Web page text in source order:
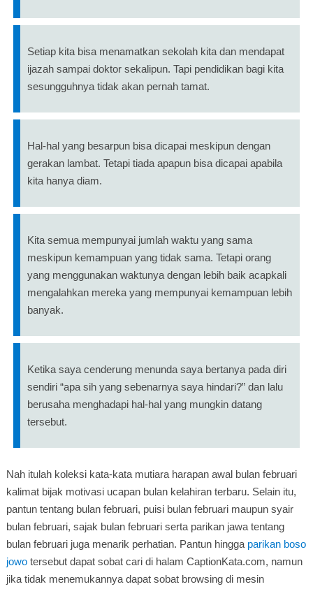
Setiap kita bisa menamatkan sekolah kita dan mendapat
ijazah sampai doktor sekalipun. Tapi pendidikan bagi kita
sesungguhnya tidak akan pernah tamat.
Hal-hal yang besarpun bisa dicapai meskipun dengan
gerakan lambat. Tetapi tiada apapun bisa dicapai apabila
kita hanya diam.
Kita semua mempunyai jumlah waktu yang sama
meskipun kemampuan yang tidak sama. Tetapi orang
yang menggunakan waktunya dengan lebih baik acapkali
mengalahkan mereka yang mempunyai kemampuan lebih
banyak.
Ketika saya cenderung menunda saya bertanya pada diri
sendiri “apa sih yang sebenarnya saya hindari?” dan lalu
berusaha menghadapi hal-hal yang mungkin datang
tersebut.
Nah itulah koleksi kata-kata mutiara harapan awal bulan februari
kalimat bijak motivasi ucapan bulan kelahiran terbaru. Selain itu,
pantun tentang bulan februari, puisi bulan februari maupun syair
bulan februari, sajak bulan februari serta parikan jawa tentang
bulan februari juga menarik perhatian. Pantun hingga parikan boso
jowotersebut dapat sobat cari di halam CaptionKata.com, namun
jika tidak menemukannya dapat sobat browsing di mesin